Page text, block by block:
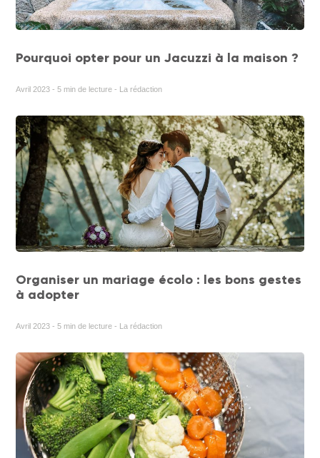
Pourquoi opter pour un Jacuzzi à la maison ?
Avril 2023 - 5 min de lecture - La rédaction
Organiser un mariage écolo : les bons gestes
à adopter
Avril 2023 - 5 min de lecture - La rédaction